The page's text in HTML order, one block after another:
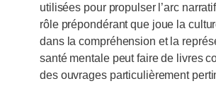
utilisées pour propulser l’arc
rôle prépondérant que joue la
dans la compréhension et la
santé mentale peut faire de livres
des ouvrages particulièrement